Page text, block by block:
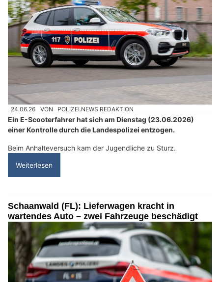
24.06.26 VON POLIZEI.NEWS REDAKTION
Ein E-Scooterfahrer hat sich am Dienstag (23.06.2026)
einer Kontrolle durch die Landespolizei entzogen.
Beim Anhalteversuch kam der Jugendliche zu Sturz.
Weiterlesen
Schaanwald (FL): Lieferwagen kracht in
wartendes Auto – zwei Fahrzeuge beschädigt